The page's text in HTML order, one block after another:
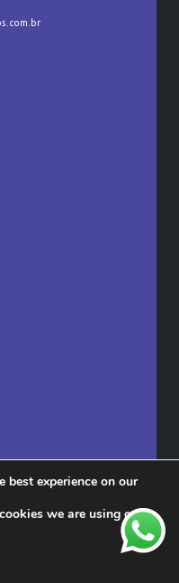
Majú
best experience on our
we are using or